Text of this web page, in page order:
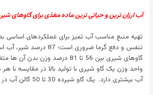
آب ارزان ترین و حیاتی ترین ماده مغذی برای گاوهای
تهیه منبع مناسب آب تمیز برای عملکردهای اساسی
تنفس و دفع گرما ضروری است؛
گاوهای شیری بین 56 تا 81 درصد وزن
واحد وزن یک گاو شیری با تولید بالا در مقایسه با
آب بیشتری دارد. یک گاو شیرده 30 تا 50 گالن آب در روز مصرف می کند.